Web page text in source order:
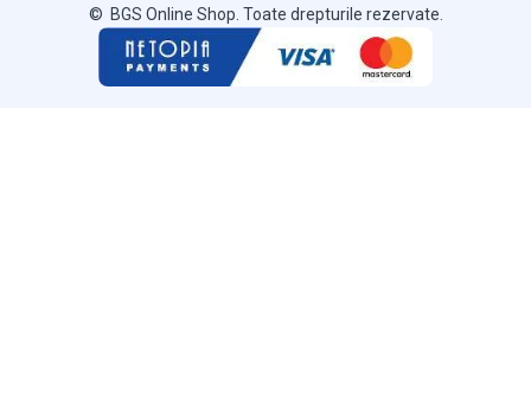
© BGS Online Shop. Toate drepturile rezervate.